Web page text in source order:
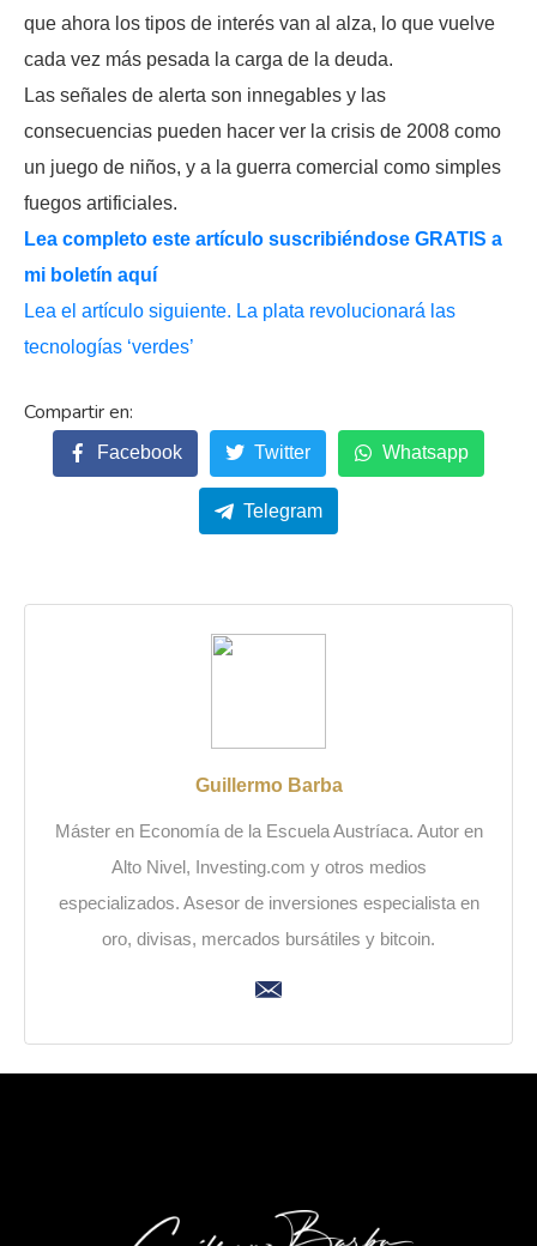
que ahora los tipos de interés van al alza, lo que vuelve
cada vez más pesada la carga de la deuda.
Las señales de alerta son innegables y las
consecuencias pueden hacer ver la crisis de 2008 como
un juego de niños, y a la guerra comercial como simples
fuegos artificiales.
Lea completo este artículo suscribiéndose GRATIS a
mi boletín aquí
Lea el artículo siguiente. La plata revolucionará las
tecnologías ‘verdes’
Facebook Twitter Whatsapp
Telegram
Guillermo Barba
Máster en Economía de la Escuela Austríaca. Autor en
Alto Nivel, Investing.com y otros medios
especializados. Asesor de inversiones especialista en
oro, divisas, mercados bursátiles y bitcoin.